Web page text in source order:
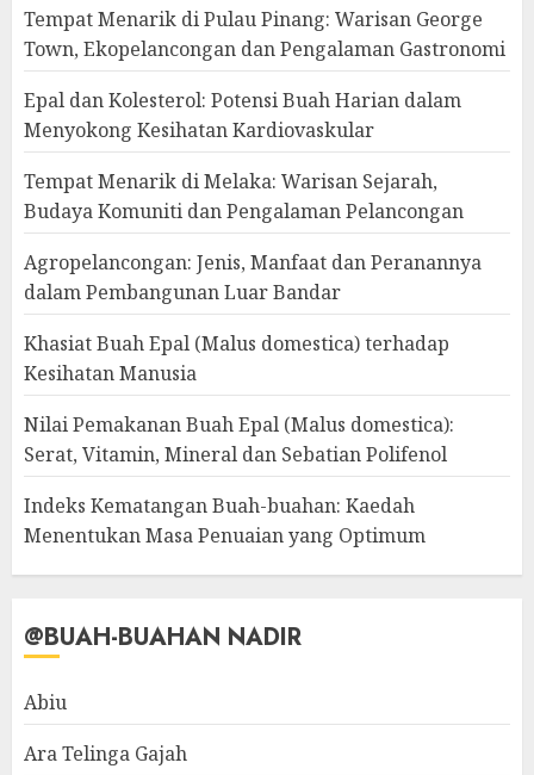
Tempat Menarik di Pulau Pinang: Warisan George
Town, Ekopelancongan dan Pengalaman Gastronomi
Epal dan Kolesterol: Potensi Buah Harian dalam
Menyokong Kesihatan Kardiovaskular
Tempat Menarik di Melaka: Warisan Sejarah,
Budaya Komuniti dan Pengalaman Pelancongan
Agropelancongan: Jenis, Manfaat dan Peranannya
dalam Pembangunan Luar Bandar
Khasiat Buah Epal (Malus domestica) terhadap
Kesihatan Manusia
Nilai Pemakanan Buah Epal (Malus domestica):
Serat, Vitamin, Mineral dan Sebatian Polifenol
Indeks Kematangan Buah-buahan: Kaedah
Menentukan Masa Penuaian yang Optimum
@BUAH-BUAHAN NADIR
Abiu
Ara Telinga Gajah